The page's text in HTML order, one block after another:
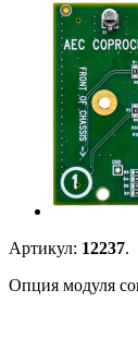
Артикул: 12237.
Опция модуля